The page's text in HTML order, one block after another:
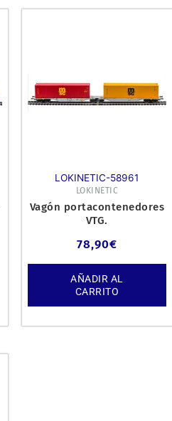
LOKINETIC-58961
LOKINETIC
Vagón portacontenedores
VTG.
78,90€
AÑADIR AL
CARRITO